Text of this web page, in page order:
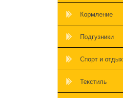
Кормление
Подгузники
Спорт и отдых
Текстиль